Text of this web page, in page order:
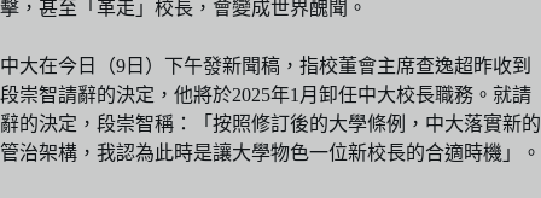
擊，甚至「革走」校長，會變成世界醜聞。
中大在今日（9日）下午發新聞稿，指校董會主席查逸超昨收到
段崇智請辭的決定，他將於2025年1月卸任中大校長職務。就請
辭的決定，段崇智稱：「按照修訂後的大學條例，中大落實新的
管治架構，我認為此時是讓大學物色一位新校長的合適時機」。